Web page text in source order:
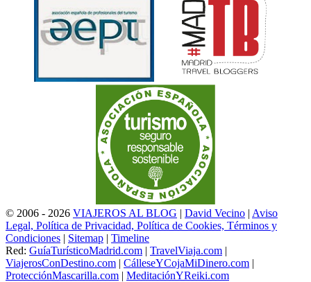
© 2006 - 2026 VIAJEROS AL BLOG | David Vecino | Aviso
Legal, Política de Privacidad, Política de Cookies, Términos y
Condiciones | Sitemap | Timeline
Red: GuíaTurísticoMadrid.com | TravelViaja.com |
ViajerosConDestino.com | CálleseYCojaMiDinero.com |
ProtecciónMascarilla.com | MeditaciónYReiki.com